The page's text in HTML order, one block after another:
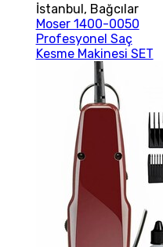
İstanbul, Bağcılar
Moser 1400-0050
Profesyonel Saç
Kesme Makinesi SET